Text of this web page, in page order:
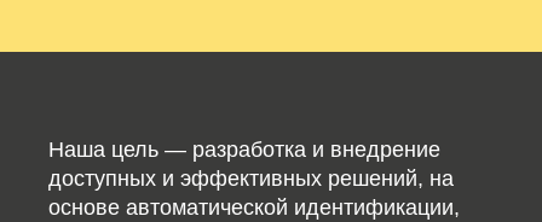
Наша цель — разработка и внедрение
доступных и эффективных решений, на
основе автоматической идентификации,